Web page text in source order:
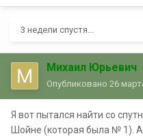
3 недели спустя...
Михаил Юрьевич
Опубликовано 26
Я вот пытался найти со
Шойне (которая была № 1).